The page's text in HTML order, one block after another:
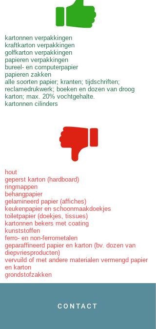
kartonnen verpakkingen
kraftkarton verpakkingen
golfkarton verpakkingen
papieren verpakkingen
bureel- en computerpapier
papieren zakken
alle soorten papier; kranten; tijdschriften;
reclamedrukwerk; boeken en dozen van droog
karton; max. 20% vochtgehalte.
kartonnen cilinders
hout
geperst karton (hardboard)
ringmappen
behangpapier
gelamineerd papier (affiches)
keukenpapier en schoonmaakdoekjes
toiletpapier (doekjes, tissues)
kartonnen bekers met coating
kunststoffen
ferro- en non-ferrometalen
geparaffineerd papier en karton (bv. dozen van
diepvriesproducten)
vervuild of met andere materialen vermengd papier
en karton
grondstofzakken
CONTACT